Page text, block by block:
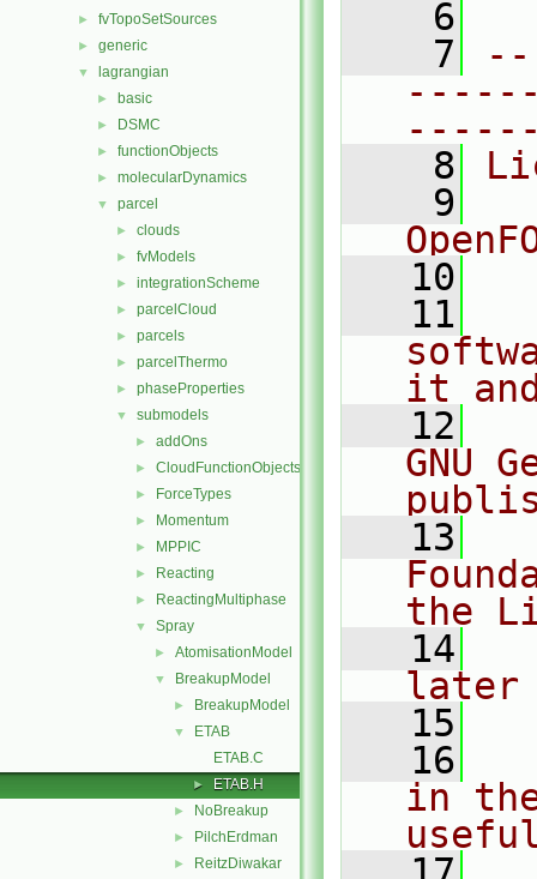
► fvTopoSetSources
► generic
▼ lagrangian
► basic
► DSMC
► functionObjects
► molecularDynamics
▼ parcel
► clouds
► fvModels
► integrationScheme
► parcelCloud
► parcels
► parcelThermo
► phaseProperties
▼ submodels
► addOns
► CloudFunctionObjects
► ForceTypes
► Momentum
► MPPIC
► Reacting
► ReactingMultiphase
▼ Spray
► AtomisationModel
▼ BreakupModel
► BreakupModel
▼
ETAB
ETAB.C
► ETAB.H
► NoBreakup
► PilchErdman
► ReitzDiwakar
    6
    7
    8
    9
   10
   11
it
   12
GNU
   13
the
   14
later
   15
   16
in